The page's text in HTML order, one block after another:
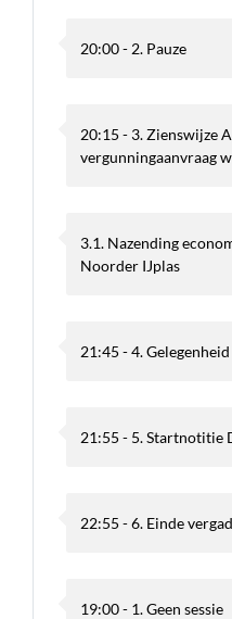
20:00 - 2. Pauze
20:15 - 3. Zienswijze
vergunningaanvraag
3.1. Nazending
Noorder IJplas
21:45 - 4.
21:55 - 5. Startnotitie
22:55 - 6. Einde
19:00 - 1. Geen sessie